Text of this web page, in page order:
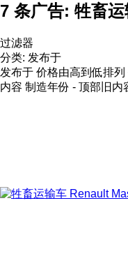
7 条广告: 牲畜
过滤器
分类: 发布于
发布于 价格由高到低排列
内容 制造年份 - 顶部旧内